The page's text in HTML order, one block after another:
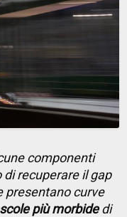
componenti
di recuperare il gap
presentano curve
più morbidedi